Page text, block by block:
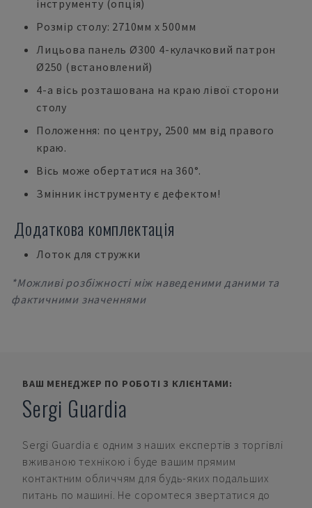
інструменту (опція)
Розмір столу: 2710мм х 500мм
Лицьова панель Ø300 4-кулачковий патрон
Ø250 (встановлений)
4-а вісь розташована на краю лівої сторони
столу
Положення: по центру, 2500 мм від правого
краю.
Вісь може обертатися на 360°.
Змінник інструменту є дефектом!
Додаткова комплектація
Лоток для стружки
*Можливі розбіжності між наведеними даними та
фактичними значеннями
ВАШ МЕНЕДЖЕР ПО РОБОТІ З КЛІЄНТАМИ:
Sergi Guardia
Sergi Guardia є одним з наших експертів з торгівлі
вживаною технікою і буде вашим прямим
контактним обличчям для будь-яких подальших
питань по машині. Не соромтеся звертатися до